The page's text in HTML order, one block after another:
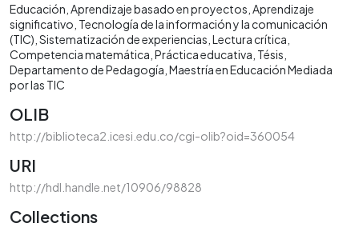
Educación Aprendizaje basado en proyectos Aprendizaje
significativo Tecnología de la información y la comunicación
(TIC) Sistematización de experiencias Lectura crítica
Competencia matemática Práctica educativa Tésis
Departamento de Pedagogía Maestría en Educación Mediada
por las TIC
OLIB
http://biblioteca2.icesi.edu.co/cgi-olib?oid=360054
URI
http://hdl.handle.net/10906/98828
Collections